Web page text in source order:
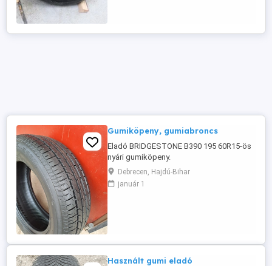
Gumiköpeny, gumiabroncs
Eladó BRIDGESTONE B390 195 60R15-ös
nyári gumiköpeny.
Debrecen, Hajdú-Bihar
január 1
Használt gumi eladó